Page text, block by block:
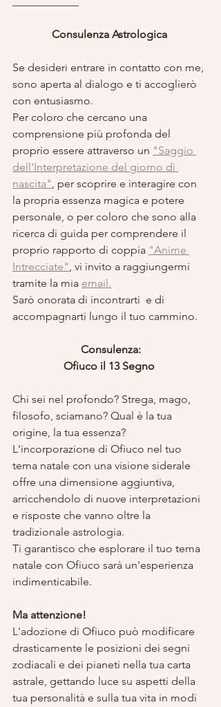
Consulenza Astrologica
Se desideri entrare in contatto con me,
sono aperta al dialogo e ti accoglierò
con entusiasmo.
Per coloro che cercano una
comprensione più profonda del
proprio essere attraverso un "Saggio
dell'Interpretazione del giorno di
nascita", per scoprire e interagire con
la propria essenza magica e potere
personale, o per coloro che sono alla
ricerca di guida per comprendere il
proprio rapporto di coppia "Anime
Intrecciate", vi invito a raggiungermi
tramite la mia email.
Sarò onorata di incontrarti  e di
accompagnarti lungo il tuo cammino.
Consulenza:
Ofiuco il 13 Segno
Chi sei nel profondo? Strega, mago,
filosofo, sciamano? Qual è la tua
origine, la tua essenza?
L'incorporazione di Ofiuco nel tuo
tema natale con una visione siderale
offre una dimensione aggiuntiva,
arricchendolo di nuove interpretazioni
e risposte che vanno oltre la
tradizionale astrologia.
Ti garantisco che esplorare il tuo tema
natale con Ofiuco sarà un'esperienza
indimenticabile.
Ma attenzione!
L'adozione di Ofiuco può modificare
drasticamente le posizioni dei segni
zodiacali e dei pianeti nella tua carta
astrale, gettando luce su aspetti della
tua personalità e sulla tua vita in modi